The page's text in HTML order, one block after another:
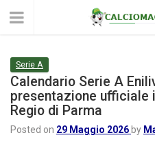
Serie A
Calendario Serie A
presentazione ufficiale
Regio di Parma
Posted on 29 Maggio 2026 by